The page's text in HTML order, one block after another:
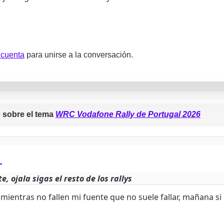
para unirse a la conversación.
sobre el tema WRC Vodafone Rally de Portugal 2026
ojala sigas el resto de los rallys
no fallen mi fuente que no suele fallar, mañana